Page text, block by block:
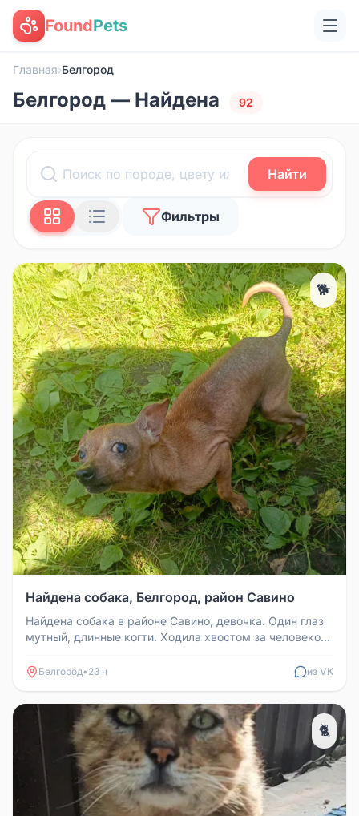
FoundPets
Главная›Белгород
Белгород — Найдена 92
Найти
Фильтры
🐕
Найдена собака, Белгород, район Савино
Найдена собака в районе Савино, девочка. Один глаз
мутный, длинные когти. Ходила хвостом за человеком.
Белгород• 23 ч из VK
🐈